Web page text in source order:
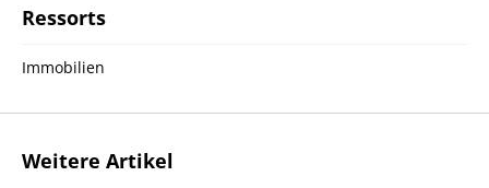
Ressorts
Immobilien
Weitere Artikel